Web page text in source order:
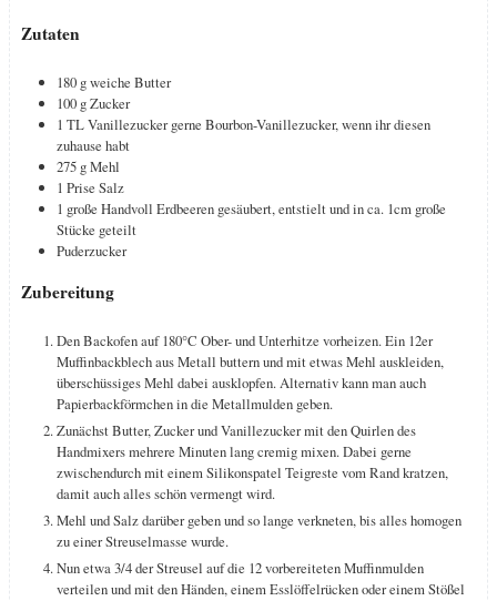
Zutaten
180 gweiche Butter
100 gZucker
1 TLVanillezucker gerne Bourbon-Vanillezucker, wenn ihr diesen
zuhause habt
275 gMehl
1 Prise Salz
1 große Handvoll Erdbeeren gesäubert, entstielt und in ca. 1cm große
Stücke geteilt
Puderzucker
Zubereitung
Den Backofen auf 180°C Ober- und Unterhitze vorheizen. Ein 12er
Muffinbackblech aus Metall buttern und mit etwas Mehl auskleiden,
überschüssiges Mehl dabei ausklopfen. Alternativ kann man auch
Papierbackförmchen in die Metallmulden geben.
Zunächst Butter, Zucker und Vanillezucker mit den Quirlen des
Handmixers mehrere Minuten lang cremig mixen. Dabei gerne
zwischendurch mit einem Silikonspatel Teigreste vom Rand kratzen,
damit auch alles schön vermengt wird.
Mehl und Salz darüber geben und so lange verkneten, bis alles homogen
zu einer Streuselmasse wurde.
Nun etwa 3/4 der Streusel auf die 12 vorbereiteten Muffinmulden
verteilen und mit den Händen, einem Esslöffelrücken oder einem Stößel